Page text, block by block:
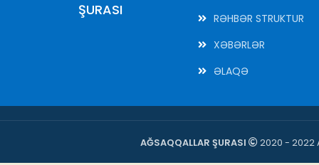
ŞURASI
RƏHBƏR STRUKTUR
XƏBƏRLƏR
ƏLAQƏ
AĞSAQQALLAR ŞURASI 2020 - 2022